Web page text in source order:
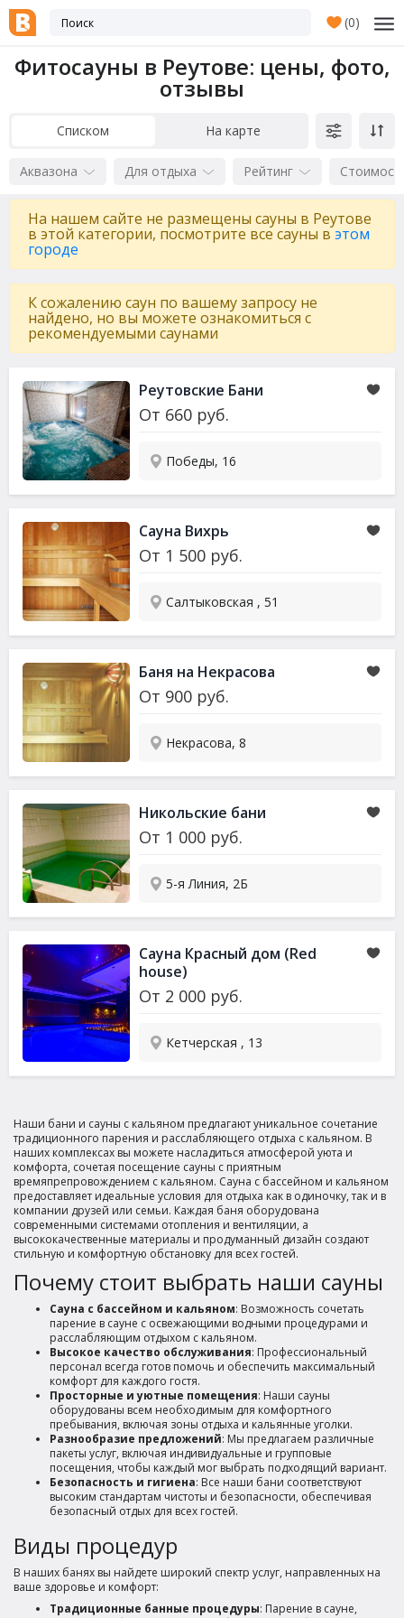
(0)
Фитосауны в Реутове: цены, фото,
отзывы
Списком На карте
Аквазона Для отдыха Рейтинг
На нашем сайте не размещены сауны в Реутове
в этой категории, посмотрите все сауны вэтом
городе
К сожалению саун по вашему запросу не
найдено, но вы можете ознакомиться с
рекомендуемыми саунами
Реутовские Бани
От 660 руб.
Победы, 16
Сауна Вихрь
От 1 500 руб.
Салтыковская , 51
Баня на Некрасова
От 900 руб.
Некрасова, 8
Никольские бани
От 1 000 руб.
5-я Линия, 2Б
Сауна Красный дом (Red
house)
От 2 000 руб.
Кетчерская , 13
Наши бани и сауны с кальяном предлагают уникальное сочетание
традиционного парения и расслабляющего отдыха с кальяном. В
наших комплексах вы можете насладиться атмосферой уюта и
комфорта, сочетая посещение сауны с приятным
времяпрепровождением с кальяном. Сауна с бассейном и кальяном
предоставляет идеальные условия для отдыха как в одиночку, так и в
компании друзей или семьи. Каждая баня оборудована
современными системами отопления и вентиляции, а
высококачественные материалы и продуманный дизайн создают
стильную и комфортную обстановку для всех гостей.
Почему стоит выбрать наши сауны
Сауна с бассейном и кальяном: Возможность сочетать
парение в сауне с освежающими водными процедурами и
расслабляющим отдыхом с кальяном.
Высокое качество обслуживания: Профессиональный
персонал всегда готов помочь и обеспечить максимальный
комфорт для каждого гостя.
Просторные и уютные помещения: Наши сауны
оборудованы всем необходимым для комфортного
пребывания, включая зоны отдыха и кальянные уголки.
Разнообразие предложений: Мы предлагаем различные
пакеты услуг, включая индивидуальные и групповые
посещения, чтобы каждый мог выбрать подходящий вариант.
Безопасность и гигиена: Все наши бани соответствуют
высоким стандартам чистоты и безопасности, обеспечивая
безопасный отдых для всех гостей.
Виды процедур
В наших банях вы найдете широкий спектр услуг, направленных на
ваше здоровье и комфорт:
Традиционные банные процедуры: Парение в сауне,